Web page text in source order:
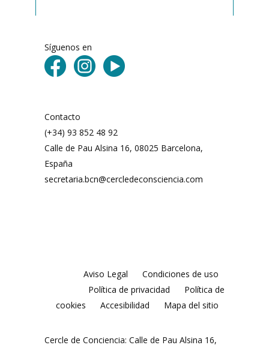
Síguenos en
Contacto
(+34) 93 852 48 92
Calle de Pau Alsina 16, 08025 Barcelona,
España
secretaria.bcn@cercledeconsciencia.com
Aviso Legal
Condiciones de uso
Política de privacidad
Política de
cookies
Accesibilidad Mapa del sitio
Cercle de Conciencia: Calle de Pau Alsina 16,